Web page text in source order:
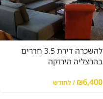
להשכרה דירת 3.5 חדרים
בהרצליה הירוקה
₪6,400 / לחודש